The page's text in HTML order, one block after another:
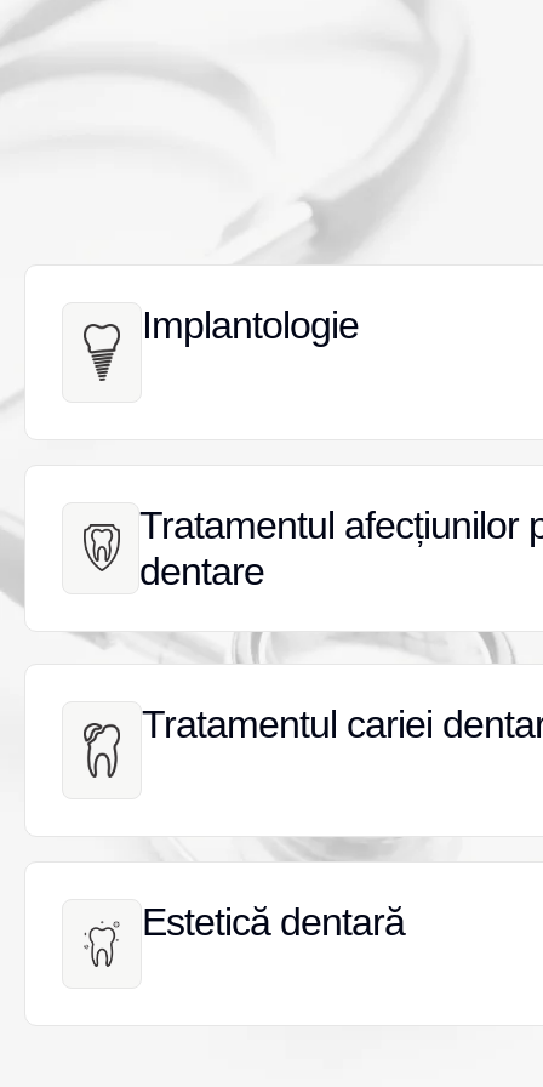
Implantologie
Implantologie
Tratamentul afecțiunilor
dentare
Tratamentul afecțiunilor
dentare
Tratamentul cariei
Tratamentul cariei
Estetică dentară
Estetică dentară